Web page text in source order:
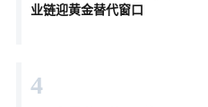
业链迎黄金替代窗口
4